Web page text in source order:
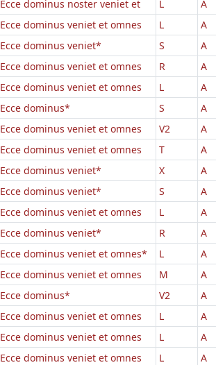
Ecce dominus noster veniet et L A
Ecce dominus veniet et omnes L A
Ecce dominus veniet* S A
Ecce dominus veniet et omnes R A
Ecce dominus veniet et omnes L A
Ecce dominus* S A
Ecce dominus veniet et omnes V2 A
Ecce dominus veniet et omnes T A
Ecce dominus veniet* X A
Ecce dominus veniet* S A
Ecce dominus veniet et omnes L A
Ecce dominus veniet* R A
Ecce dominus veniet et omnes* L A
Ecce dominus veniet et omnes M A
Ecce dominus* V2 A
Ecce dominus veniet et omnes L A
Ecce dominus veniet et omnes L A
Ecce dominus veniet et omnes L A